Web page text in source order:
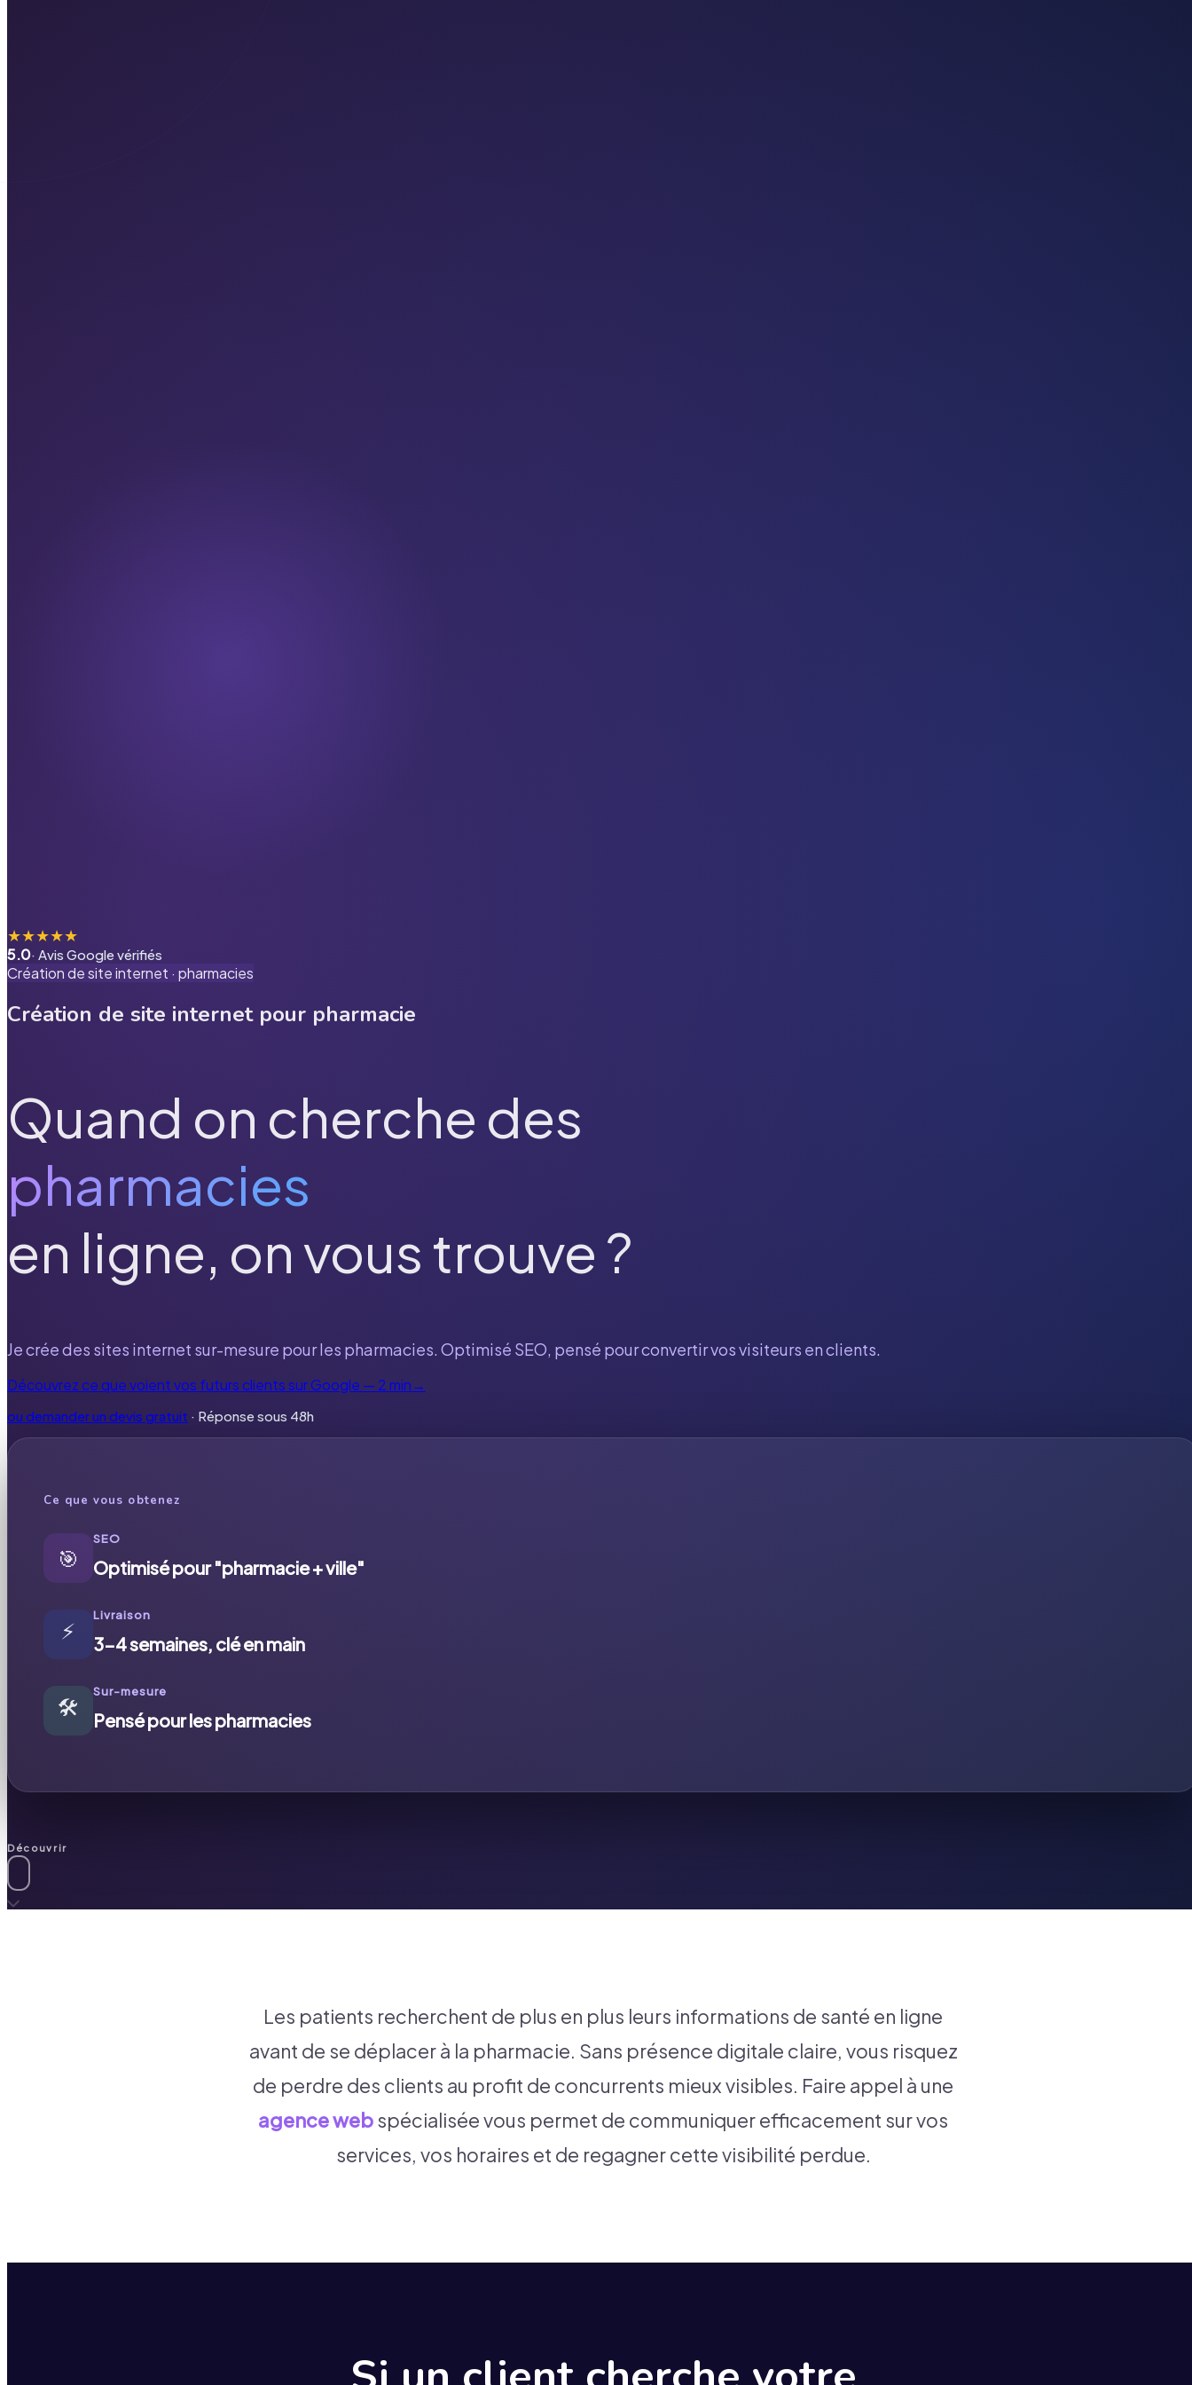
★★★★★
5.0· Avis Google vérifiés
Création de site internet · pharmacies
Création de site internet pour pharmacie
Quand on cherche des
pharmacies
en ligne, on vous trouve ?
Je crée des sites internet sur-mesure pour les pharmacies. Optimisé SEO, pensé pour convertir vos visiteurs en clients.
Découvrez ce que voient vos futurs clients sur Google — 2 min→
ou demander un devis gratuit · Réponse sous 48h
Ce que vous obtenez
🎯
SEO
Optimisé pour "pharmacie + ville"
⚡
Livraison
3-4 semaines, clé en main
🛠️
Sur-mesure
Pensé pour les pharmacies
Découvrir
Les patients recherchent de plus en plus leurs informations de santé en ligne
avant de se déplacer à la pharmacie. Sans présence digitale claire, vous risquez
de perdre des clients au profit de concurrents mieux visibles. Faire appel à une
agence webspécialisée vous permet de communiquer efficacement sur vos
services, vos horaires et de regagner cette visibilité perdue.